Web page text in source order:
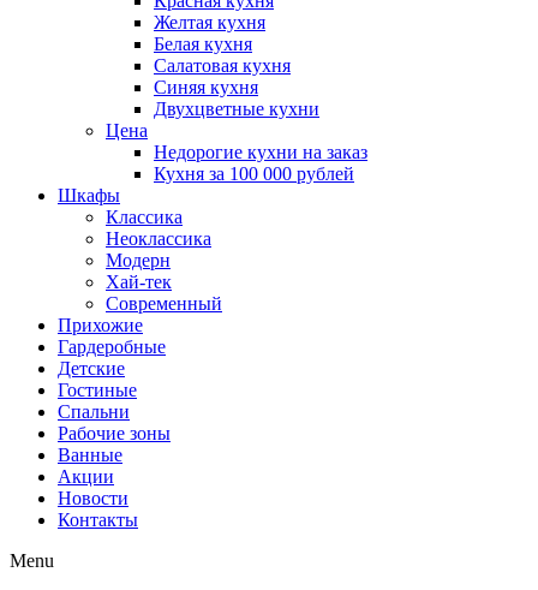
Желтая кухня
Белая кухня
Салатовая кухня
Синяя кухня
Двухцветные кухни
Цена
Недорогие кухни на заказ
Кухня за 100 000 рублей
Шкафы
Классика
Неоклассика
Модерн
Хай-тек
Современный
Прихожие
Гардеробные
Детские
Гостиные
Спальни
Рабочие зоны
Ванные
Акции
Новости
Контакты
Menu